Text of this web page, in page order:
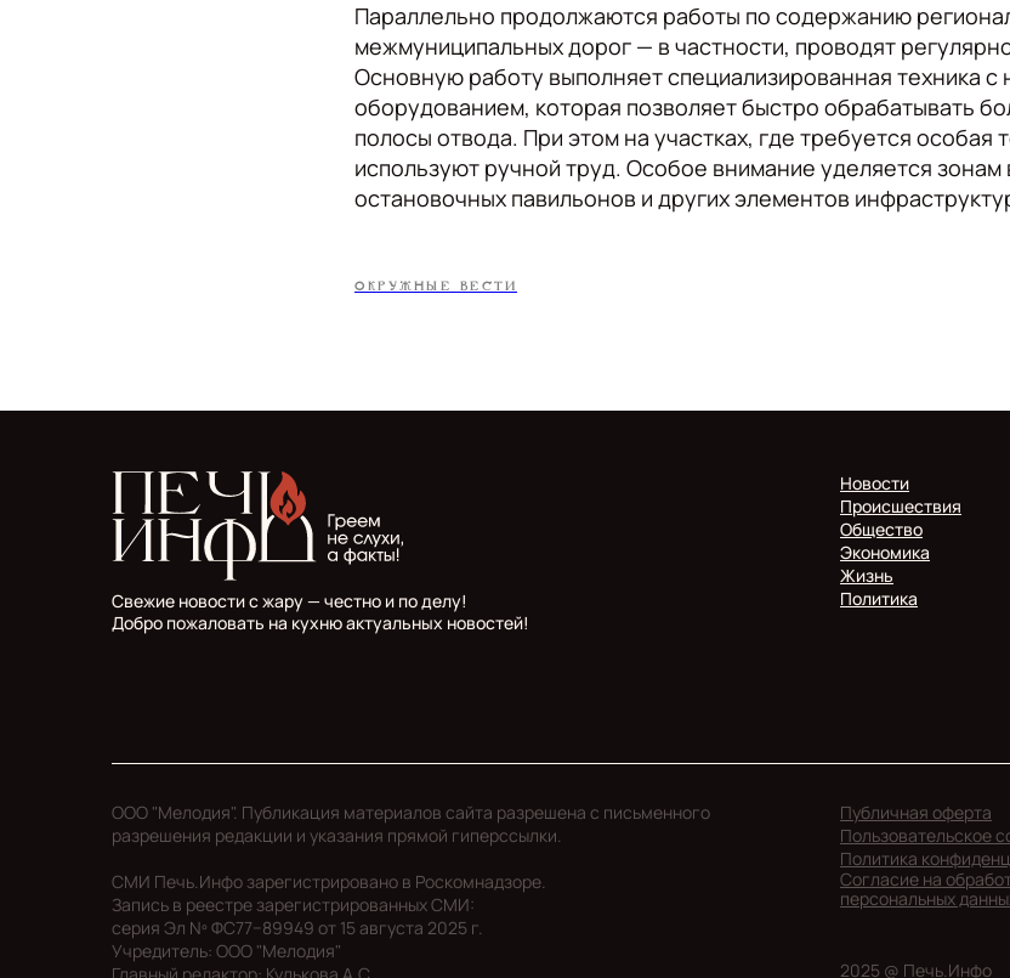
Параллельно продолжаются работы по содержанию
межмуниципальных дорог — в частности, проводят
Основную работу выполняет специализированная техника с
оборудованием, которая позволяет быстро обрабатывать
полосы отвода. При этом на участках, где требуется особая
используют ручной труд. Особое внимание уделяется
остановочных павильонов и других элементов
ОКРУЖНЫЕ ВЕСТИ
Свежие новости с жару — честно и по делу!
Добро пожаловать на кухню актуальных новостей!
Новости
Происшествия
Общество
Экономика
Жизнь
Политика
2025 @ Печь.Инфо
ООО "Мелодия". Публикация материалов сайта разрешена с письменного
разрешения редакции и указания прямой гиперссылки.
СМИ Печь.Инфо зарегистрировано в Роскомнадзоре.
Запись в реестре зарегистрированных СМИ:
серия Эл Nº ФС77−89949 oт 15 августа 2025 г.
Учредитель: ООО "Мелодия"
Публичная оферта
Пользовательское
Политика
Согласие на
персональных